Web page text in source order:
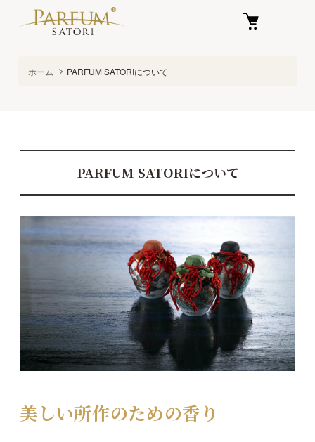
ホーム PARFUM SATORIについて
PARFUM SATORIについて
美しい所作のための香り